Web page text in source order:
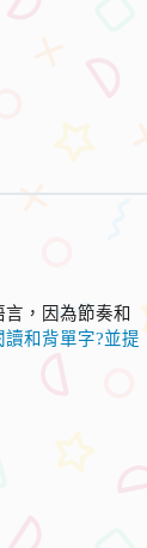
，因為節奏和
讀和背單字?並提